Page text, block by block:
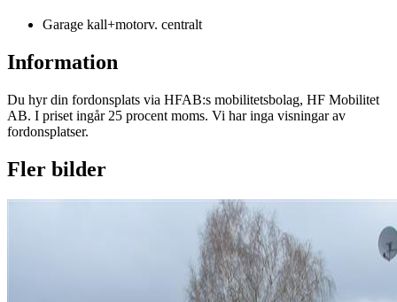
Garage kall+motorv. centralt
Information
Du hyr din fordonsplats via HFAB:s mobilitetsbolag, HF Mobilitet
AB. I priset ingår 25 procent moms. Vi har inga visningar av
fordonsplatser.
Fler bilder